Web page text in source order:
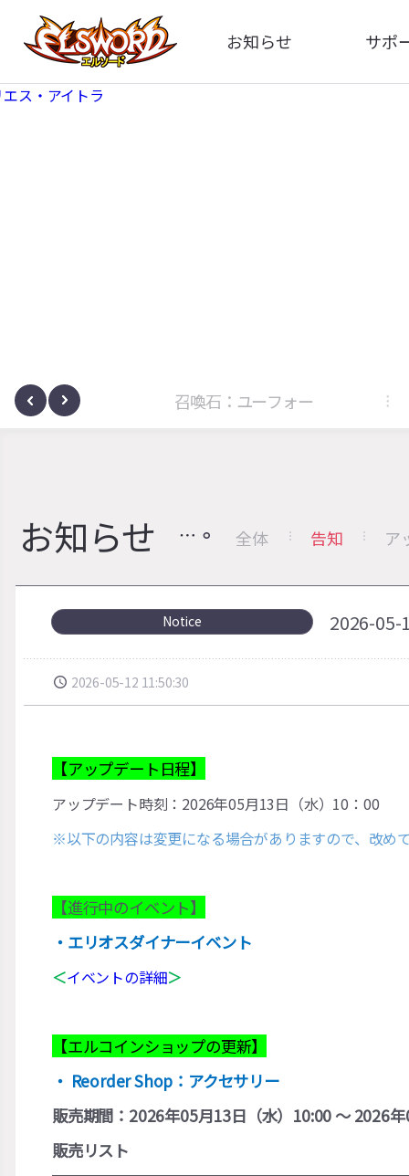
お知らせ
全体
サポ
サノヴァ 召喚石：ユーフォー
お知らせ 全体 告知 ア
Notice 2026-05-
2026-05-12 11:50:30
【アップデート日程】
アップデート時刻：2026年05月13日（水）10：00
※以下の内容は変更になる場合がありますので、改め
【進行中のイベント】
・エリオスダイナーイベント
＜イベントの詳細＞
【エルコインショップの更新】
・ Reorder Shop：アクセサリー
販売期間：2026年05月13日（水）10:00 ～ 2026
販売リスト